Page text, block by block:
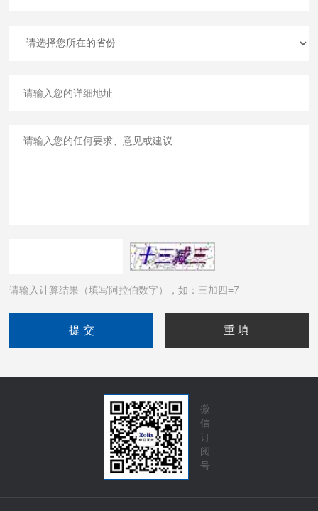
请输入计算结果（填写阿拉伯数字），如：三加四=7
微
信
订
阅
号